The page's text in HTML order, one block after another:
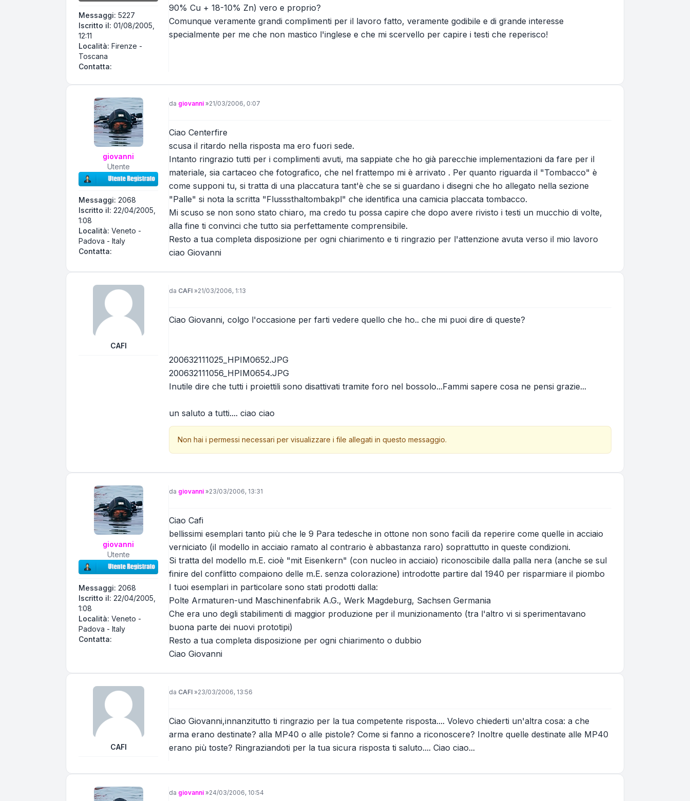
Messaggi: 5227
Iscritto il: 01/08/2005,
12:11
Località: Firenze -
Toscana
Contatta:
90% Cu + 18-10% Zn) vero e proprio?
Comunque veramente grandi complimenti per il lavoro fatto, veramente godibile e di grande interesse
specialmente per me che non mastico l'inglese e che mi scervello per capire i testi che reperisco!
giovanni
Utente
Messaggi: 2068
Iscritto il: 22/04/2005,
1:08
Località: Veneto -
Padova - Italy
Contatta:
Contatta giovanni
Messaggio
da giovanni »21/03/2006, 0:07
Ciao Centerfire
scusa il ritardo nella risposta ma ero fuori sede.
Intanto ringrazio tutti per i complimenti avuti, ma sappiate che ho già parecchie implementazioni da fare per il
materiale, sia cartaceo che fotografico, che nel frattempo mi è arrivato . Per quanto riguarda il "Tombacco" è
come supponi tu, si tratta di una placcatura tant'è che se si guardano i disegni che ho allegato nella sezione
"Palle" si nota la scritta "Flusssthaltombakpl" che identifica una camicia placcata tombacco.
Mi scuso se non sono stato chiaro, ma credo tu possa capire che dopo avere rivisto i testi un mucchio di volte,
alla fine ti convinci che tutto sia perfettamente comprensibile.
Resto a tua completa disposizione per ogni chiarimento e ti ringrazio per l'attenzione avuta verso il mio lavoro
ciao Giovanni
CAFI
Messaggio
da CAFI »21/03/2006, 1:13
Ciao Giovanni, colgo l'occasione per farti vedere quello che ho.. che mi puoi dire di queste?
200632111025_HPIM0652.JPG
200632111056_HPIM0654.JPG
Inutile dire che tutti i proiettili sono disattivati tramite foro nel bossolo...Fammi sapere cosa ne pensi grazie...
un saluto a tutti.... ciao ciao
Non hai i permessi necessari per visualizzare i file allegati in questo messaggio.
giovanni
Utente
Messaggi: 2068
Iscritto il: 22/04/2005,
1:08
Località: Veneto -
Padova - Italy
Contatta:
Contatta giovanni
Messaggio
da giovanni »23/03/2006, 13:31
Ciao Cafi
bellissimi esemplari tanto più che le 9 Para tedesche in ottone non sono facili da reperire come quelle in acciaio
verniciato (il modello in acciaio ramato al contrario è abbastanza raro) soprattutto in queste condizioni.
Si tratta del modello m.E. cioè "mit Eisenkern" (con nucleo in acciaio) riconoscibile dalla palla nera (anche se sul
finire del conflitto compaiono delle m.E. senza colorazione) introdotte partire dal 1940 per risparmiare il piombo
I tuoi esemplari in particolare sono stati prodotti dalla:
Polte Armaturen-und Maschinenfabrik A.G., Werk Magdeburg, Sachsen Germania
Che era uno degli stabilimenti di maggior produzione per il munizionamento (tra l'altro vi si sperimentavano
buona parte dei nuovi prototipi)
Resto a tua completa disposizione per ogni chiarimento o dubbio
Ciao Giovanni
CAFI
Messaggio
da CAFI »23/03/2006, 13:56
Ciao Giovanni,innanzitutto ti ringrazio per la tua competente risposta.... Volevo chiederti un'altra cosa: a che
arma erano destinate? alla MP40 o alle pistole? Come si fanno a riconoscere? Inoltre quelle destinate alle MP40
erano più toste? Ringraziandoti per la tua sicura risposta ti saluto.... Ciao ciao...
Messaggio
da giovanni »24/03/2006, 10:54